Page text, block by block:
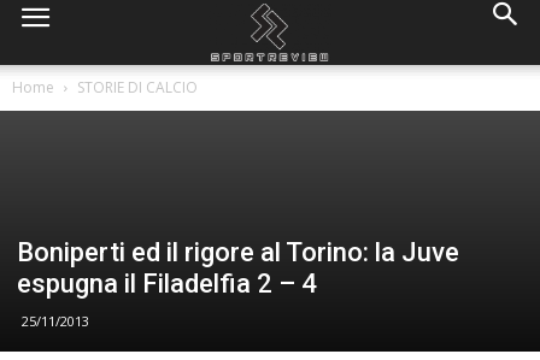
Home STORIE DI CALCIO
Boniperti ed il rigore al Torino: la Juve
espugna il Filadelfia 2 – 4
25/11/2013